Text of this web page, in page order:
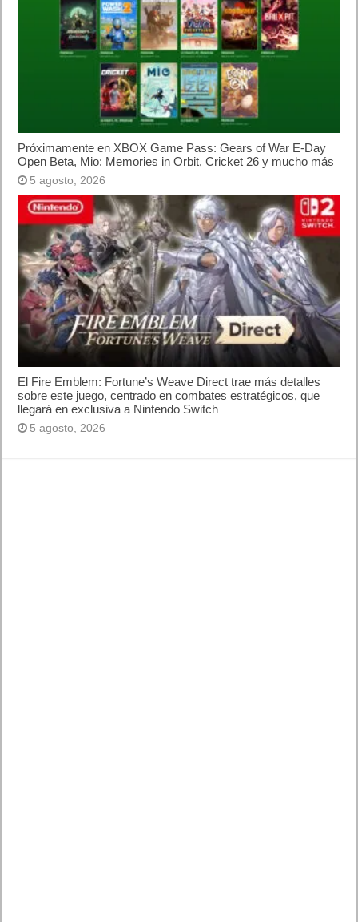
Próximamente en XBOX Game Pass: Gears of War E-Day
Open Beta, Mio: Memories in Orbit, Cricket 26 y mucho más
5 agosto, 2026
El Fire Emblem: Fortune’s Weave Direct trae más detalles
sobre este juego, centrado en combates estratégicos, que
llegará en exclusiva a Nintendo Switch
5 agosto, 2026